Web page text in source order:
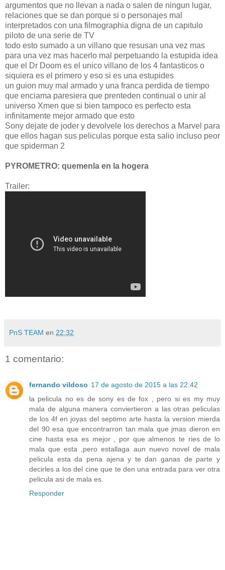
argumentos que no llevan a nada o salen de ningun lugar,
relaciones que se dan porque si o personajes mal
interpretados con una filmographia digna de un capitulo
piloto de una serie de TV
todo esto sumado a un villano que resusan una vez mas
para una vez mas hacerlo mal perpetuando la estupida idea
que el Dr Doom es el unico villano de los 4 fantasticos o
siquiera es el primero y eso si es una estupides
un guion muy mal armado y una franca perdida de tiempo
que enciama paresiera que prenteden continual o unir al
universo Xmen que si bien tampoco es perfecto esta
infinitamente mejor armado que esto
Sony dejate de joder y devolvele los derechos a Marvel para
que ellos hagan sus peliculas porque esta salio incluso peor
que spiderman 2
PYROMETRO: quemenla en la hogera
Trailer:
PnS TEAM en 22:32
1 comentario:
fernando vildoso 17 de agosto de 2015 a las 22:42
la pelicula no es de sony es de fox , pero si es my muy
mala de alguna manera conviertieron a las otras peliculas
de los 4f en joyas del septimo arte hasta la version mierda
del 90 esa que encontrarron tan mala que jmas dieron en
cine hasta esa es mejor , por que almenos te ries de lo
mala que esta ,pero estallaga aun nuevo novel de mala
pelicula esta da pena ajena y te dan ganas de parte y
decirles a los del cine que te den una entrada para ver otra
pelicula asi de mala es.
Responder